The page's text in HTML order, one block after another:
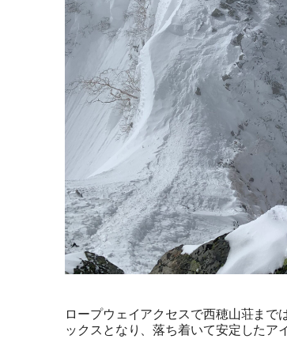
ロープウェイアクセスで西穂山荘ま
ックスとなり、落ち着いて安定したア